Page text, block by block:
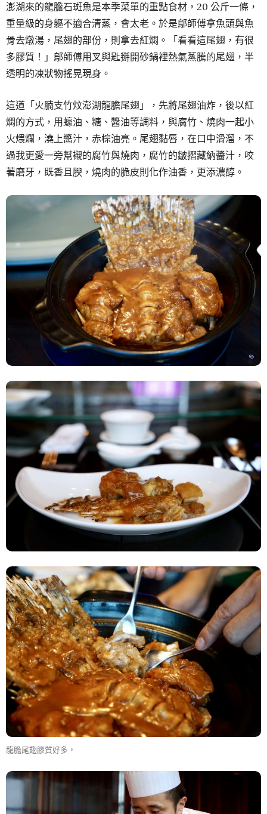
澎湖來的龍膽石斑魚是本季菜單的重點食材，20 公斤一條，
重量級的身軀不適合清蒸，會太老。於是鄔師傅拿魚頭與魚
骨去燉湯，尾翅的部份，則拿去紅燜。「看看這尾翅，有很
多膠質！」鄔師傅用叉與匙掰開砂鍋裡熱氣蒸騰的尾翅，半
透明的凍狀物搖晃現身。
這道「火腩支竹炆澎湖龍膽尾翅」，先將尾翅油炸，後以紅
燜的方式，用蠔油、糖、醬油等調料，與腐竹、燒肉一起小
火煨爛，澆上醬汁，赤棕油亮。尾翅黏唇，在口中滑溜，不
過我更愛一旁幫襯的腐竹與燒肉，腐竹的皺摺藏納醬汁，咬
著磨牙，既香且腴，燒肉的脆皮則化作油香，更添濃醇。
龍膽尾翅膠質好多，